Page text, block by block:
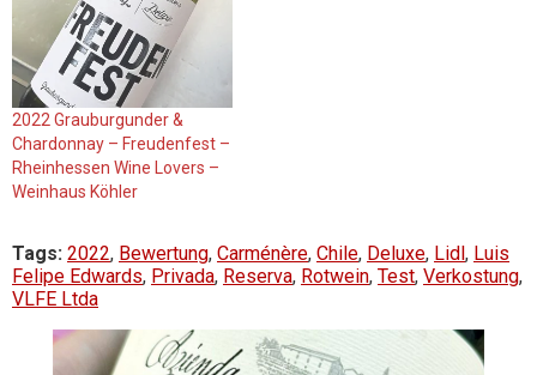
2022 Grauburgunder &
Chardonnay – Freudenfest –
Rheinhessen Wine Lovers –
Weinhaus Köhler
Tags: 2022, Bewertung, Carménère, Chile, Deluxe, Lidl , Luis
Felipe Edwards, Privada, Reserva, Rotwein, Test, Verkostung,
VLFE Ltda